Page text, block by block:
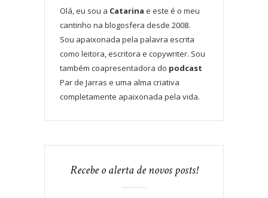
Olá, eu sou a Catarina e este é o meu
cantinho na blogosfera desde 2008.
Sou apaixonada pela palavra escrita
como leitora, escritora e copywriter. Sou
também coapresentadora do podcast
Par de Jarras e uma alma criativa
completamente apaixonada pela vida.
Recebe o alerta de novos posts!